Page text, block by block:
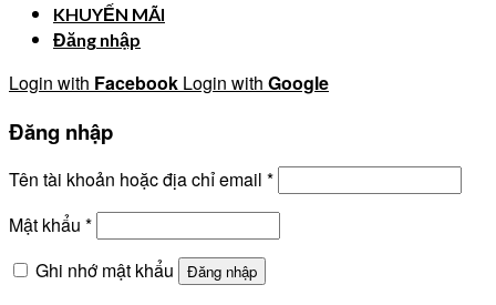
KHUYẾN MÃI
Đăng nhập
Login with Facebook Login with Google
Đăng nhập
Tên tài khoản hoặc địa chỉ email *
Mật khẩu *
Ghi nhớ mật khẩu
Đăng nhập